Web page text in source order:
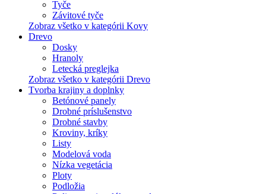
Tyče
Závitové tyče
Zobraz všetko v kategórii Kovy
Drevo
Dosky
Hranoly
Letecká preglejka
Zobraz všetko v kategórii Drevo
Tvorba krajiny a doplnky
Betónové panely
Drobné príslušenstvo
Drobné stavby
Kroviny, kríky
Listy
Modelová voda
Nízka vegetácia
Ploty
Podložia